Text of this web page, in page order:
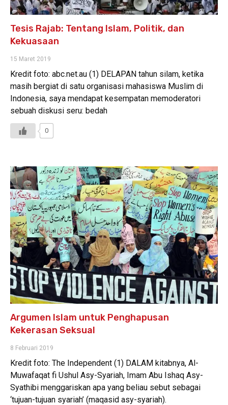
Tesis Rajab: Tentang Islam, Politik, dan
Kekuasaan
15 Maret 2019
Kredit foto: abc.net.au (1) DELAPAN tahun silam, ketika
masih bergiat di satu organisasi mahasiswa Muslim di
Indonesia, saya mendapat kesempatan memoderatori
sebuah diskusi seru: bedah
0
Argumen Islam untuk Penghapusan
Kekerasan Seksual
8 Februari 2019
Kredit foto: The Independent (1) DALAM kitabnya, Al-
Muwafaqat fi Ushul Asy-Syariah, Imam Abu Ishaq Asy-
Syathibi menggariskan apa yang beliau sebut sebagai
‘tujuan-tujuan syariah’ (maqasid asy-syariah).